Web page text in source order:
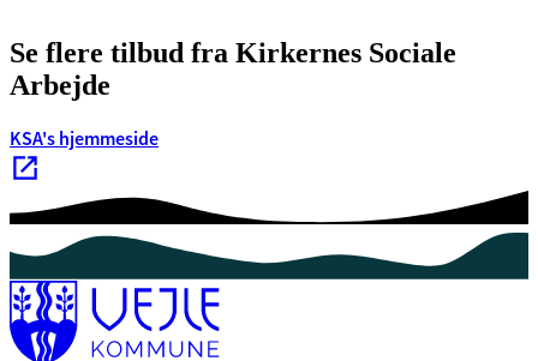
Se flere tilbud fra Kirkernes Sociale
Arbejde
KSA's hjemmeside